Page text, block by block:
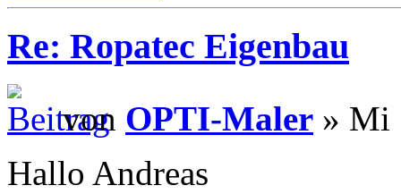
Re: Ropatec Eigenbau
von OPTI-Maler » Mi
Hallo Andreas